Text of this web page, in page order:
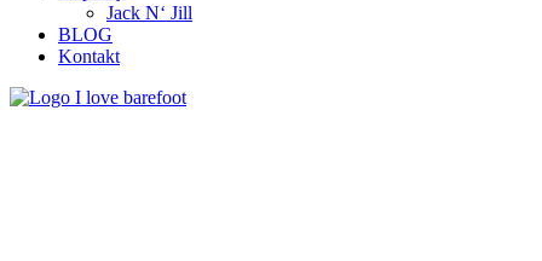
Jack N‘ Jill
BLOG
Kontakt